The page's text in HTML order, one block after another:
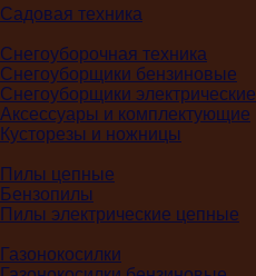
Садовая техника
Снегоуборочная техника
Снегоуборщики бензиновые
Снегоуборщики электрические
Аксессуары и комплектующие
Кусторезы и ножницы
Пилы цепные
Бензопилы
Пилы электрические цепные
Газонокосилки